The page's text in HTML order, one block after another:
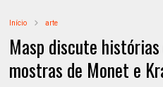
Início arte
Masp discute
mostras de Monet e